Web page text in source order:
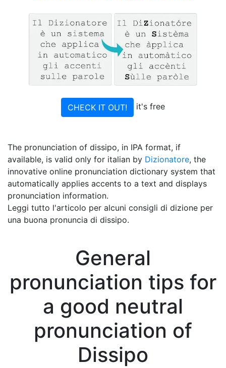
CHECK IT OUT! it's free
The pronunciation of dissipo, in IPA format, if
available, is valid only for italian by Dizionatore, the
innovative online pronunciation dictionary system that
automatically applies accents to a text and displays
pronunciation information.
Leggi tutto l'articolo per alcuni consigli di dizione per
una buona pronuncia di dissipo.
General
pronunciation tips for
a good neutral
pronunciation of
Dissipo